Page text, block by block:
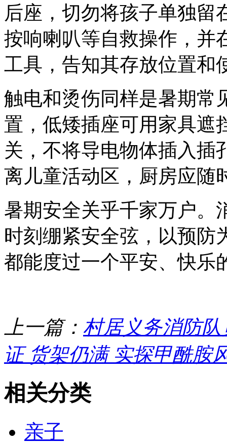
后座，切勿将孩子单独留
按响喇叭等自救操作，并
工具，告知其存放位置和
触电和烫伤同样是暑期常
置，低矮插座可用家具遮
关，不将导电物体插入插
离儿童活动区，厨房应随
暑期安全关乎千家万户。
时刻绷紧安全弦，以预防
都能度过一个平安、快乐
上一篇： 村居义务消防
证 货架仍满 实探甲酰胺
相关分类
亲子